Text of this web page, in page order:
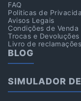
FAQ
Politicas de
Avisos Legais
Condições de Venda
Trocas e Devoluções
Livro de
BLOG
SIMULADOR